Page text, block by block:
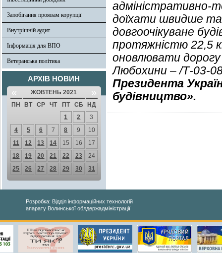
Запобігання проявам корупції
Внутрішній аудит
Інформація для ВПО
Ветеранська політика
АРХІВ НОВИН
« ЖОВТЕНЬ 2021 »
ПН ВТ СР ЧТ ПТ СБ
НД
1
2
3
4
5 6 7 8 9
10
11
12 13 14 15 16
17
18
19 20 21 22 23
24
25
26 27 28 29 30 31
адміністративно-
доїхати швидше
довгоочікуване
протяжністю 22,5
оновлювати
Любохини – /Т-03-
Президента
будівництво».
Розробка: Відділ інформаційних технологій
апарату Волинської облдержадміністрації